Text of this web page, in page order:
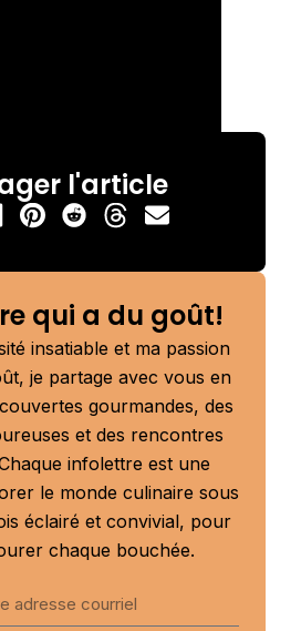
l'article
qui a du goût!
insatiable et ma passion
je partage avec vous en
gourmandes, des
et des rencontres
infolettre est une
le monde culinaire sous
éclairé et convivial, pour
chaque bouchée.